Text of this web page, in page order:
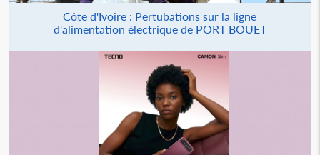
Côte d'Ivoire : Pertubations sur la ligne
d'alimentation électrique de PORT BOUET